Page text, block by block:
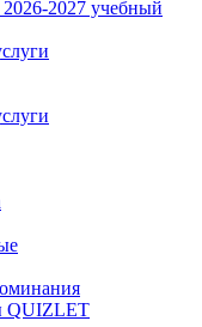
2027 учебный
QUIZLET